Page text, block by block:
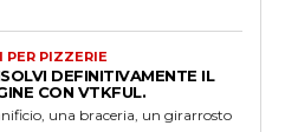
PER PIZZERIE
DEFINITIVAMENTE IL
CON VTKFUL.
una braceria, un girarrosto